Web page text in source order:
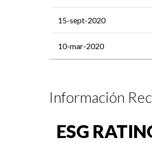
15-sept-2020
10-mar-2020
Información
ESG